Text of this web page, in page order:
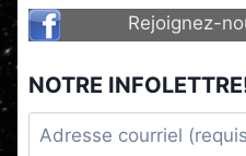
Rejoignez-
NOTRE